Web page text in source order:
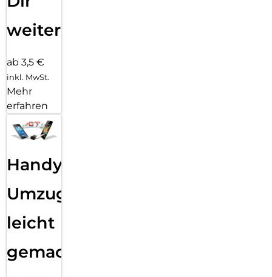
weiter
ab 3,5 €
inkl. MwSt.
Mehr
erfahren
Handy
Umzug
leicht
gemacht!